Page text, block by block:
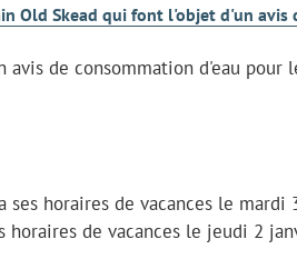
Old Skead qui font l'objet d'un avis
de consommation d'eau pour
horaires de vacances le mardi
de vacances le jeudi 2